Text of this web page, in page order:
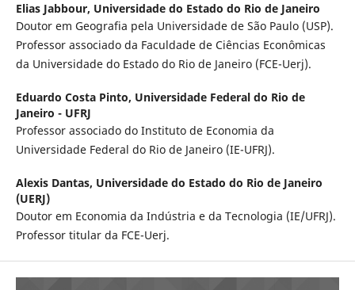
Elias Jabbour, Universidade do Estado do Rio de Janeiro
Doutor em Geografia pela Universidade de São Paulo (USP).
Professor associado da Faculdade de Ciências Econômicas
da Universidade do Estado do Rio de Janeiro (FCE-Uerj).
Eduardo Costa Pinto, Universidade Federal do Rio de
Janeiro - UFRJ
Professor associado do Instituto de Economia da
Universidade Federal do Rio de Janeiro (IE-UFRJ).
Alexis Dantas, Universidade do Estado do Rio de Janeiro
(UERJ)
Doutor em Economia da Indústria e da Tecnologia (IE/UFRJ).
Professor titular da FCE-Uerj.